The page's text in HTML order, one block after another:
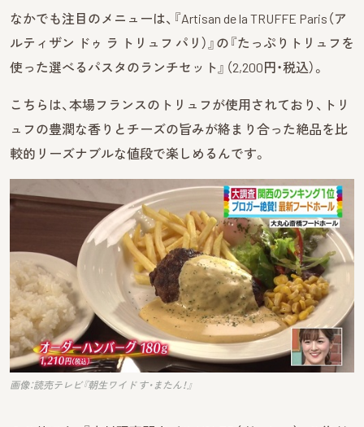
なかでも注目のメニューは、『Artisan de la TRUFFE Paris（ア
ルティザン ドゥ ラ トリュフ パリ）』の『たっぷりトリュフを
使った選べるパスタのランチセット』（2,200円・税込）。
こちらは、本場フランスのトリュフが使用されており、トリ
ュフの豊潤な香りとチーズの旨みが絡まり合った絶品を比
較的リーズナブルな値段で楽しめるんです。
画像：読売テレビ『朝生ワイド す・またん！』